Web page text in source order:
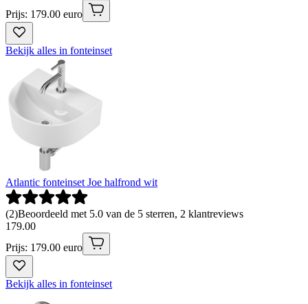
Prijs: 179.00 euro
Bekijk alles in fonteinset
Atlantic fonteinset Joe halfrond wit
(2)Beoordeeld met 5.0 van de 5 sterren, 2 klantreviews
179.00
Prijs: 179.00 euro
Bekijk alles in fonteinset